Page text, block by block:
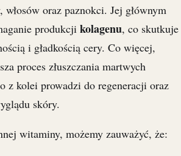
oraz paznokci. Jej głównym
produkcji kolagenu, co skutkuje
i gładkością cery. Co więcej,
proces złuszczania martwych
z kolei prowadzi do regeneracji oraz
skóry.
witaminy, możemy zauważyć, że: